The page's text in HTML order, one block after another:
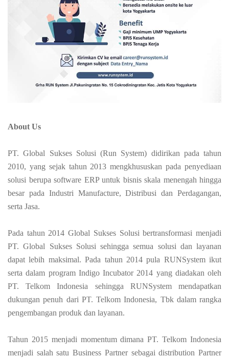
About Us
PT. Global Sukses Solusi (Run System) didirikan pada tahun
2010, yang sejak tahun 2013 mengkhususkan pada penyediaan
solusi berupa software ERP untuk bisnis skala menengah hingga
besar pada Industri Manufacture, Distribusi dan Perdagangan,
serta Jasa.
Pada tahun 2014 Global Sukses Solusi bertransformasi menjadi
PT. Global Sukses Solusi sehingga semua solusi dan layanan
dapat lebih maksimal. Pada tahun 2014 pula RUNSystem ikut
serta dalam program Indigo Incubator 2014 yang diadakan oleh
PT. Telkom Indonesia sehingga RUNSystem mendapatkan
dukungan penuh dari PT. Telkom Indonesia, Tbk dalam rangka
pengembangan produk dan layanan.
Tahun 2015 menjadi momentum dimana PT. Telkom Indonesia
menjadi salah satu Business Partner sebagai distribution Partner